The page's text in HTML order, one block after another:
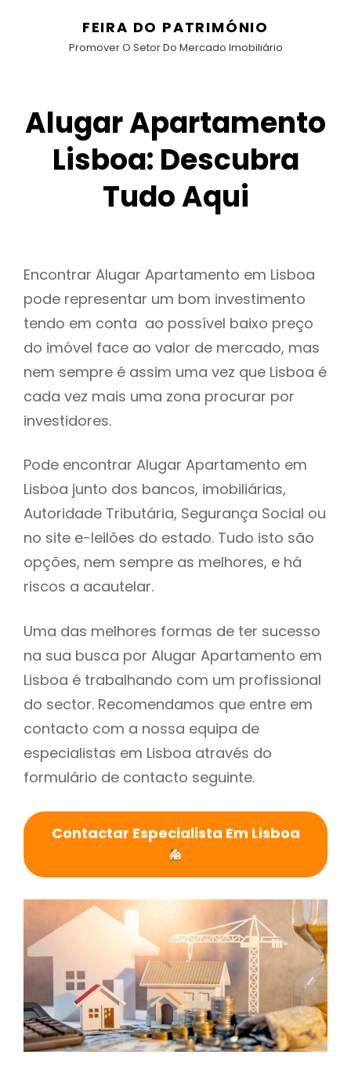
FEIRA DO PATRIMÓNIO
Promover O Setor Do Mercado Imobiliário
Alugar Apartamento
Lisboa: Descubra
Tudo Aqui
Encontrar Alugar Apartamento em Lisboa
pode representar um bom investimento
tendo em conta ao possível baixo preço
do imóvel face ao valor de mercado, mas
nem sempre é assim uma vez que Lisboa é
cada vez mais uma zona procurar por
investidores.
Pode encontrar Alugar Apartamento em
Lisboa junto dos bancos, imobiliárias,
Autoridade Tributária, Segurança Social ou
no site e-leilões do estado. Tudo isto são
opções, nem sempre as melhores, e há
riscos a acautelar.
Uma das melhores formas de ter sucesso
na sua busca por Alugar Apartamento em
Lisboa é trabalhando com um profissional
do sector. Recomendamos que entre em
contacto com a nossa equipa de
especialistas em Lisboa através do
formulário de contacto seguinte.
Contactar Especialista Em Lisboa